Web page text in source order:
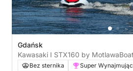
Gdańsk
Kawasaki I STX160 by
Bez sternika Super